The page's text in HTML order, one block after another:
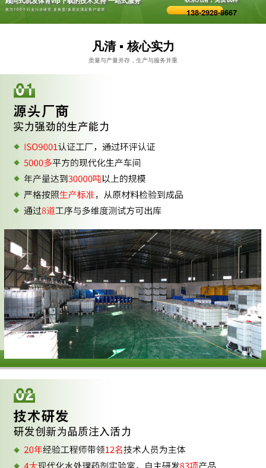
致力100个行业污水研究 多角度/多层次满足客户需求 138-2928-8667
凡清 ▪ 核心实力
质量与产量并存，生产与服务并重